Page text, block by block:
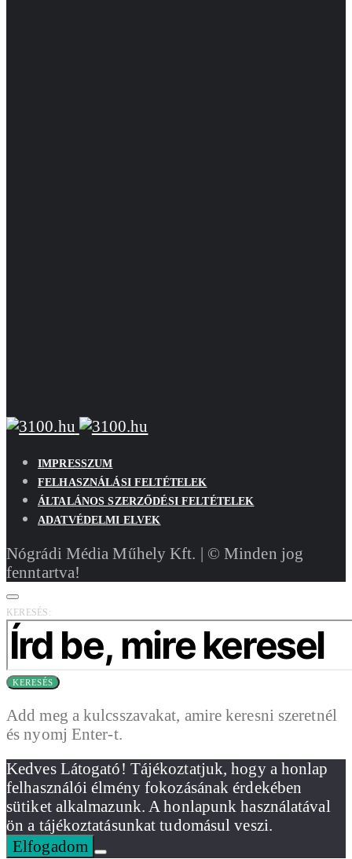
IMPRESSZUM
FELHASZNÁLÁSI FELTÉTELEK
ÁLTALÁNOS SZERZŐDÉSI FELTÉTELEK
ADATVÉDELMI ELVEK
Nógrádi Média Műhely Kft. | © Minden jog
fenntartva!
KERESÉS:
KERESÉS
Add meg a kulcsszavakat, amire keresni szeretnél
és nyomj Enter-t.
Kedves Látogató! Tájékoztatjuk, hogy a honlap
felhasználói élmény fokozásának érdekében
sütiket alkalmazunk. A honlapunk használatával
ön a tájékoztatásunkat tudomásul veszi.
Elfogadom